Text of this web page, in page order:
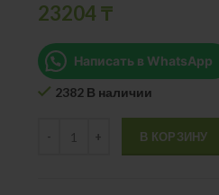
23204 ₸
Написать в WhatsApp
2382 В наличии
В КОРЗИНУ